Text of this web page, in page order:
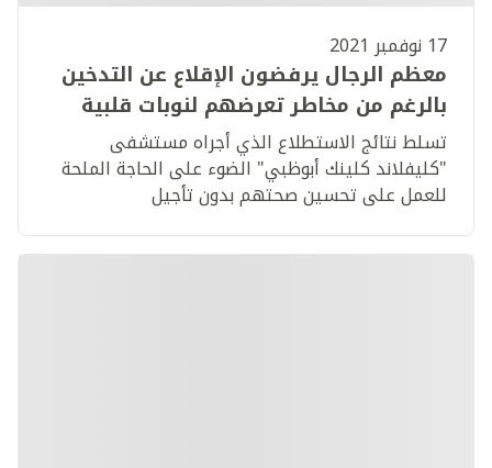
17 نوفمبر 2021
معظم الرجال يرفضون الإقلاع عن التدخين
بالرغم من مخاطر تعرضهم لنوبات قلبية
تسلط نتائج الاستطلاع الذي أجراه مستشفى
"كليفلاند كلينك أبوظبي" الضوء على الحاجة الملحة
للعمل على تحسين صحتهم بدون تأجيل